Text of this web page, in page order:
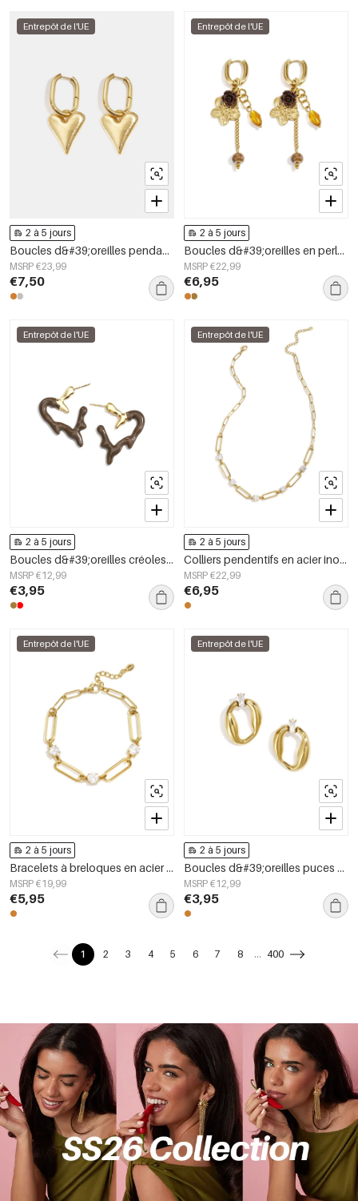
Entrepôt de l'UE
2 à 5 jours
Boucles d&#39;oreilles pendantes en forme de cœur, série simple et décontractée pour le quotidien, bijoux pour femmes
MSRP €23,99
€7,50
Entrepôt de l'UE
2 à 5 jours
Boucles d&#39;oreilles en perles d&#39;acier inoxydable, style floral, collection romantique décontractée pour le quotidien, bijoux pour femmes
MSRP €22,99
€6,95
Entrepôt de l'UE
2 à 5 jours
Boucles d&#39;oreilles créoles en acier inoxydable, style cœur, collection Daily Simple, bijoux pour femmes
MSRP €12,99
€3,95
Entrepôt de l'UE
2 à 5 jours
Colliers pendentifs en acier inoxydable, collection Cercle Simple Daily Simple, bijoux pour femmes
MSRP €22,99
€6,95
Entrepôt de l'UE
2 à 5 jours
Bracelets à breloques en acier inoxydable, style cercle, collection Daily Simple, bijoux pour femmes
MSRP €19,99
€5,95
Entrepôt de l'UE
2 à 5 jours
Boucles d&#39;oreilles puces en acier inoxydable, forme irrégulière, collection Simple Daily Simple, bijoux pour femmes
MSRP €12,99
€3,95
1 2 3 4 5 6 7 8 ... 400